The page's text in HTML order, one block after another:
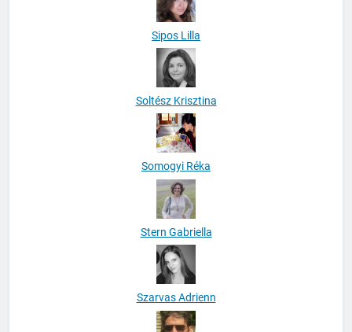
Sipos Lilla
Soltész Krisztina
Somogyi Réka
Stern Gabriella
Szarvas Adrienn